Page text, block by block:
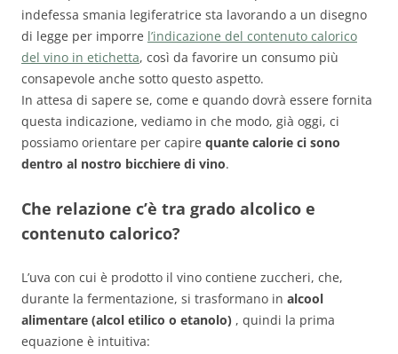
indefessa smania legiferatrice sta lavorando a un disegno
di legge per imporre l’indicazione del contenuto calorico
del vino in etichetta, così da favorire un consumo più
consapevole anche sotto questo aspetto.
In attesa di sapere se, come e quando dovrà essere fornita
questa indicazione, vediamo in che modo, già oggi, ci
possiamo orientare per capire quante calorie ci sono
dentro al nostro bicchiere di vino.
Che relazione c’è tra grado alcolico e
contenuto calorico?
L’uva con cui è prodotto il vino contiene zuccheri, che,
durante la fermentazione, si trasformano in alcool
alimentare (alcol etilico o etanolo) , quindi la prima
equazione è intuitiva: